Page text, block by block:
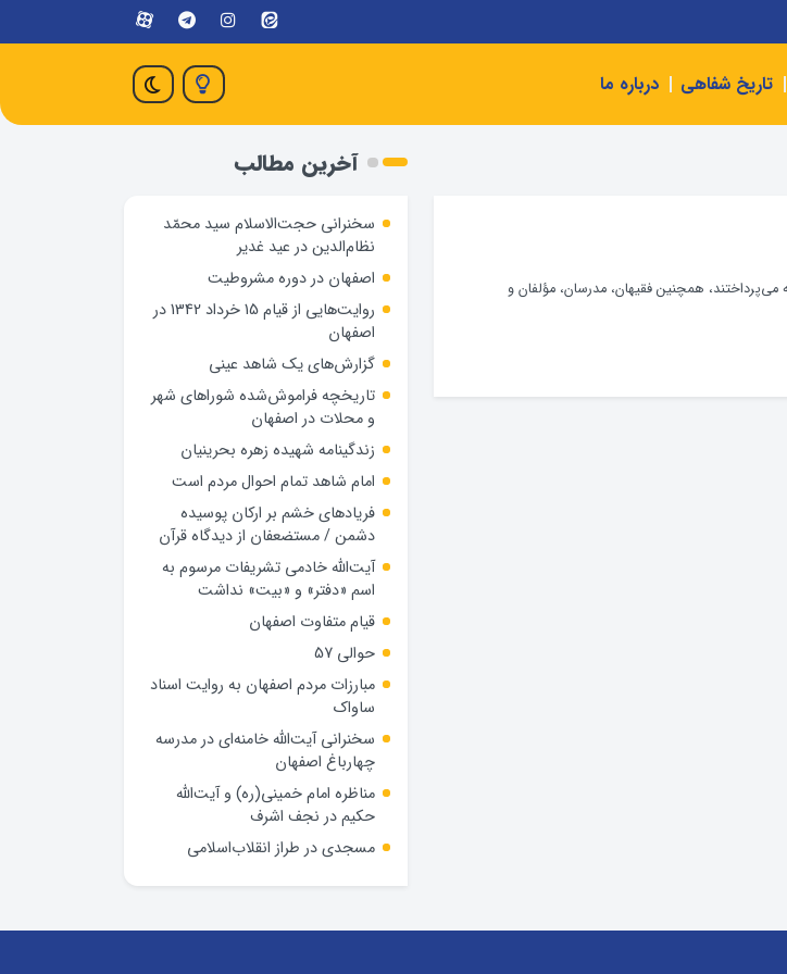
تاریخ شفاهی درباره ما
همچنین فقیهان، مدرسان، مؤلفان و
آخرین مطالب
سخنرانی حجت‌الاسلام سید محمّد
نظام‌الدین در عید غدیر
اصفهان در دوره مشروطیت
روایت‌هایی از قیام 15 خرداد 1342 در
اصفهان
گزارش‌های یک شاهد عینی
تاریخچه فراموش‌شده شوراهای شهر
و محلات در اصفهان
زندگینامه شهيده زهره بحرينيان
امام شاهد تمام احوال مردم است
فریادهای خشم بر ارکان پوسیده
دشمن / مستضعفان از دیدگاه قرآن
آیت‌الله خادمی تشریفات مرسوم به
اسم «دفتر» و «بیت» نداشت
قیام متفاوت اصفهان
حوالی 57
مبارزات مردم اصفهان به روایت اسناد
ساواک
سخنرانی آیت‌الله خامنه‌ای در مدرسه
چهارباغ اصفهان
مناظره امام خمینی(ره) و آیت‌الله
حکیم در نجف اشرف
مسجدی در طراز انقلاب‌اسلامی